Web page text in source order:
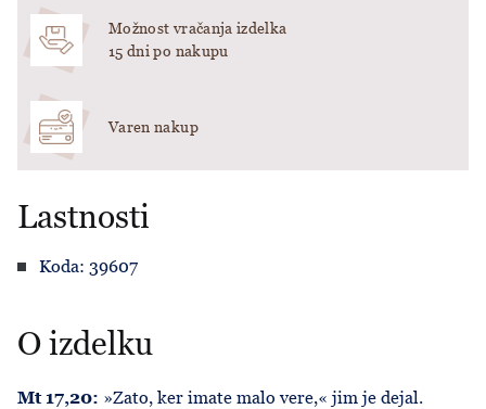
Možnost vračanja izdelka
15 dni po nakupu
Varen nakup
Lastnosti
Koda: 39607
O izdelku
Mt 17,20: »Zato, ker imate malo vere,« jim je dejal.